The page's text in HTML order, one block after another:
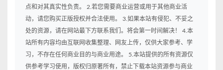
点和对其真实性负责。 2.若您需要商业运营或用于其他商业活
动，请您购买正版授权并合法使用。 3.如果本站有侵犯、不妥之
处的资源，请在网站最下方联系我们。将会第一时间解决！ 4.本
站所有内容均由互联网收集整理、网友上传，仅供大家参考、学
习，不存在任何商业目的与商业用途。 5.本站提供的所有资源仅
供参考学习使用，版权归原著所有，禁止下载本站资源参与商业